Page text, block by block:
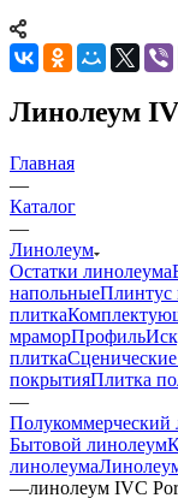
Линолеум
Главная
—
Каталог
—
Линолеум
Остатки линолеума
напольныеПлинтус
плитка
мраморПрофиль
плитка
покрытияПлитка
—
Полукоммерческий
Бытовой линолеум
линолеума
—линолеум IVC